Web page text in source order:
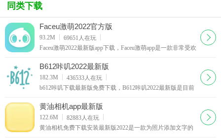
同类下载
Faceu激萌2022官方版
93.2M 69651 人在玩
Faceu激萌2022最新版app下载，Faceu激萌app是一款非常受欢
各种贴纸鬼脸，轻松变脸。
下载
B612咔叽2022最新版
182.3M 436533人在玩
b612咔叽下载最新版免费下载，B612咔叽2022最新版是目前
提供了超强大的美颜特效，还有海量的滤镜
下载
黄油相机app最新版
122.6M 82883人在玩
黄油相机免费下载安装最新版2022是一款为照片添加文字的
下载